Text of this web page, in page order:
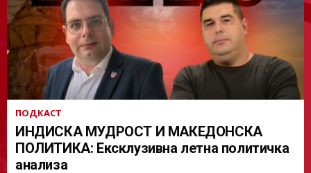
ПОДКАСТ
ИНДИСКА МУДРОСТ И МАКЕДОНСКА
ПОЛИТИКА: Ексклузивна летна политичка
анализа